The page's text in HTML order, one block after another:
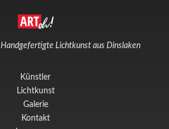
Handgefertigte Lichtkunst aus Dinslaken
Künstler
Lichtkunst
Galerie
Kontakt